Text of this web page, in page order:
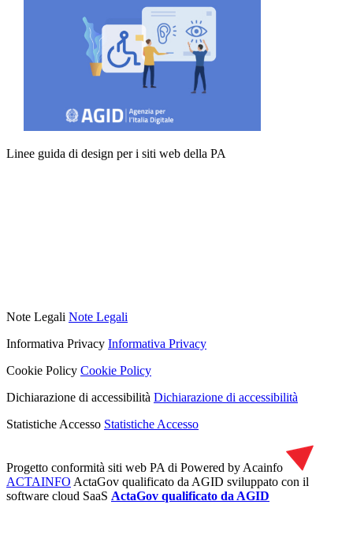
Linee guida di design per i siti web della PA
Note Legali Note Legali
Informativa Privacy Informativa Privacy
Cookie Policy Cookie Policy
Dichiarazione di accessibilità Dichiarazione di accessibilità
Statistiche Accesso Statistiche Accesso
Progetto conformità siti web PA di Powered by Acainfo
ACTAINFO ActaGov qualificato da AGID sviluppato con il
software cloud SaaS ActaGov qualificato da AGID